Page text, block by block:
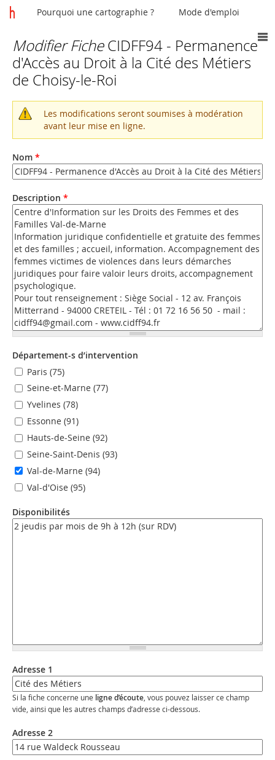
Vous
êtes
ici
Modifier FicheCIDFF94 - Permanence
d'Accès au Droit à la Cité des Métiers
de Choisy-le-Roi
Message
d'avertissement
Les modifications seront soumises à modération
avant leur mise en ligne.
Nom *
Description *
Département-s d’intervention
Paris (75)
Seine-et-Marne (77)
Yvelines (78)
Essonne (91)
Hauts-de-Seine (92)
Seine-Saint-Denis (93)
Val-de-Marne (94)
Val-d'Oise (95)
Disponibilités
Adresse 1
Si la fiche concerne une ligne d’écoute , vous pouvez laisser ce champ
vide, ainsi que les autres champs d’adresse ci-dessous.
Adresse 2
Pourquoi une cartographie ? Mode d'emploi